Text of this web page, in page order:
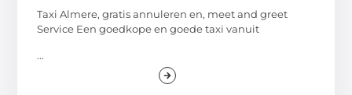
Taxi Almere, gratis annuleren en, meet and greet
Service Een goedkope en goede taxi vanuit
...